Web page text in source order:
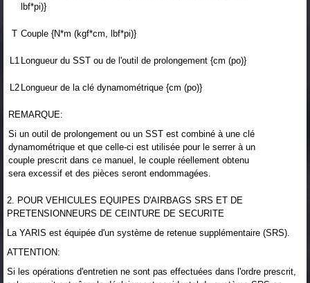
lbf*pi)}
T Couple {N*m (kgf*cm, lbf*pi)}
L1 Longueur du SST ou de l'outil de prolongement {cm (po)}
L2 Longueur de la clé dynamométrique {cm (po)}
REMARQUE:
Si un outil de prolongement ou un SST est combiné à une clé
dynamométrique et que celle-ci est utilisée pour le serrer à un
couple prescrit dans ce manuel, le couple réellement obtenu
sera excessif et des pièces seront endommagées.
2. POUR VEHICULES EQUIPES D'AIRBAGS SRS ET DE
PRETENSIONNEURS DE CEINTURE DE SECURITE
La YARIS est équipée d'un système de retenue supplémentaire (SRS).
ATTENTION:
Si les opérations d'entretien ne sont pas effectuées dans l'ordre prescrit,